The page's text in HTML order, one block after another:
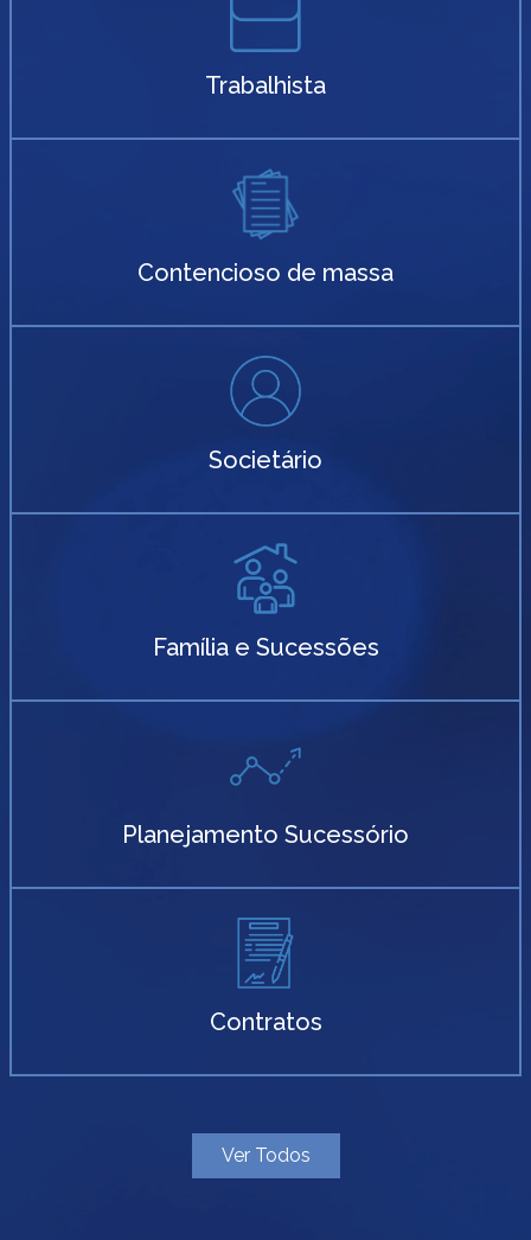
Trabalhista
Contencioso de massa
Societário
Família e Sucessões
Planejamento Sucessório
Contratos
Ver Todos